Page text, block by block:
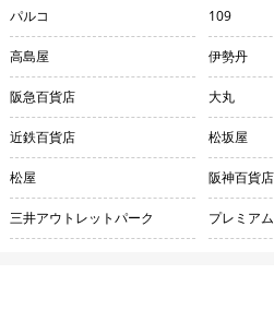
パルコ 109
高島屋 伊勢丹
阪急百貨店 大丸
近鉄百貨店 松坂屋
松屋 阪神百貨店
三井アウトレットパーク プレミア